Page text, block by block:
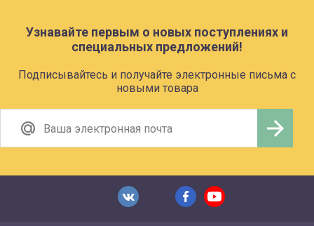
Узнавайте первым о новых поступлениях и
специальных предложений!
Подписывайтесь и получайте электронные письма с
новыми товара